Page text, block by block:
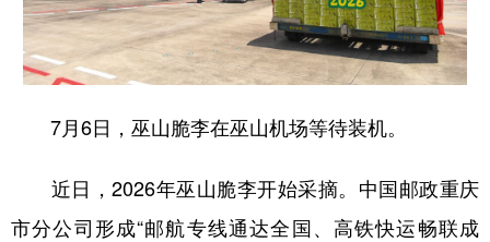
7月6日，巫山脆李在巫山机场等待装机。
近日，2026年巫山脆李开始采摘。中国邮政重庆
市分公司形成“邮航专线通达全国、高铁快运畅联成